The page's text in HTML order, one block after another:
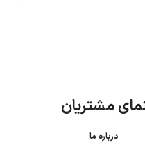
مشتریان
ما